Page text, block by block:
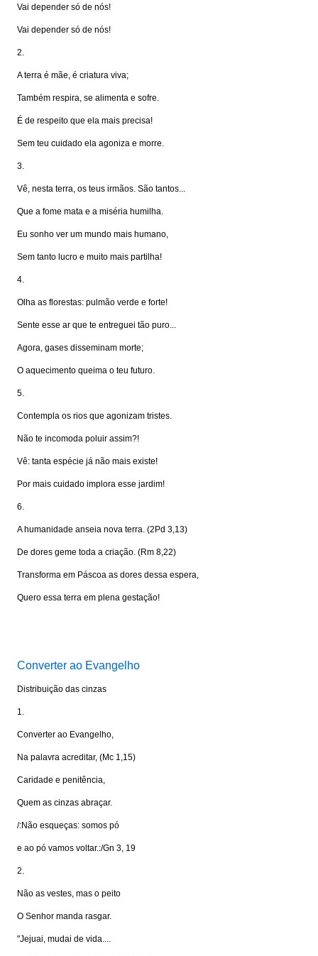
Vai depender só de nós!
Vai depender só de nós!
2.
A terra é mãe, é criatura viva;
Também respira, se alimenta e sofre.
É de respeito que ela mais precisa!
Sem teu cuidado ela agoniza e morre.
3.
Vê, nesta terra, os teus irmãos. São tantos...
Que a fome mata e a miséria humilha.
Eu sonho ver um mundo mais humano,
Sem tanto lucro e muito mais partilha!
4.
Olha as florestas: pulmão verde e forte!
Sente esse ar que te entreguei tão puro...
Agora, gases disseminam morte;
O aquecimento queima o teu futuro.
5.
Contempla os rios que agonizam tristes.
Não te incomoda poluir assim?!
Vê: tanta espécie já não mais existe!
Por mais cuidado implora esse jardim!
6.
A humanidade anseia nova terra. (2Pd 3,13)
De dores geme toda a criação. (Rm 8,22)
Transforma em Páscoa as dores dessa espera,
Quero essa terra em plena gestação!
Converter ao Evangelho
Distribuição das cinzas
1.
Converter ao Evangelho,
Na palavra acreditar, (Mc 1,15)
Caridade e penitência,
Quem as cinzas abraçar.
/:Não esqueças: somos pó
e ao pó vamos voltar.:/Gn 3, 19
2.
Não as vestes, mas o peito
O Senhor manda rasgar.
"Jejuai, mudai de vida....